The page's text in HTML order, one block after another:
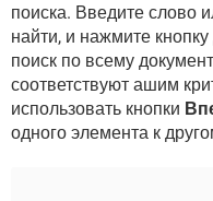
поиска. Введите слово
найти, и нажмите кнопку
поиск по всему
соответствуют ашим
использовать кнопки
одного элемента к